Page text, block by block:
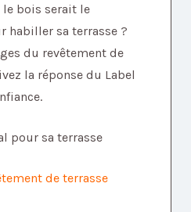
bois serait le
habiller sa terrasse ?
du revêtement de
la réponse du Label
de terrasse